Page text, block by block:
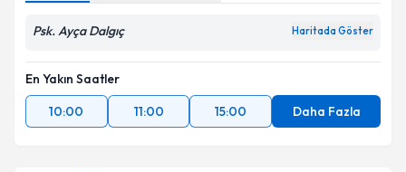
Psk. Ayça Dalgıç Haritada Göster
En Yakın Saatler
10:00
11:00 15:00 Daha Fazla